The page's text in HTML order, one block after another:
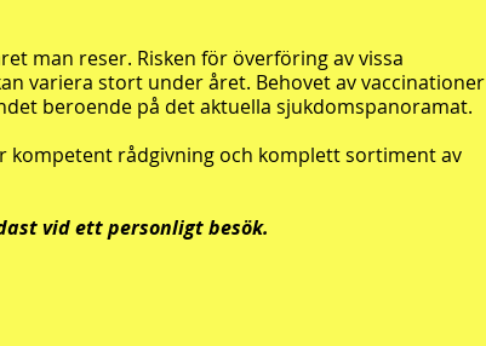
man reser. Risken för överföring av vissa
variera stort under året. Behovet av vaccinationer
beroende på det aktuella sjukdomspanoramat.
kompetent rådgivning och komplett sortiment av
vid ett personligt besök.